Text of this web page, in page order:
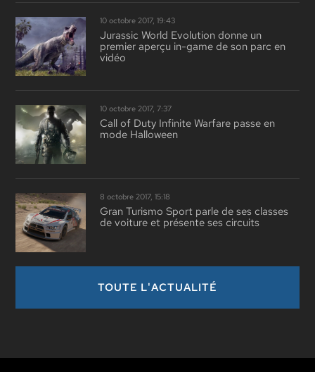
10 octobre 2017, 19:43
Jurassic World Evolution donne un
premier aperçu in-game de son parc en
vidéo
10 octobre 2017, 7:37
Call of Duty Infinite Warfare passe en
mode Halloween
8 octobre 2017, 15:18
Gran Turismo Sport parle de ses classes
de voiture et présente ses circuits
TOUTE L'ACTUALITÉ